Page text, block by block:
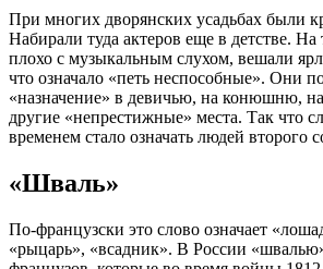
При многих дворянских усадьбах были
Набирали туда актеров еще в детстве. На
плохо с музыкальным слухом, вешали
что означало «петь неспособные». Они
«назначение» в девичью, на конюшню,
другие «непрестижные» места. Так что
временем стало означать людей второго
«Шваль»
По-французски это слово означает
«рыцарь», «всадник». В России